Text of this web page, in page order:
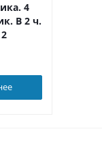
4
В 2 ч.